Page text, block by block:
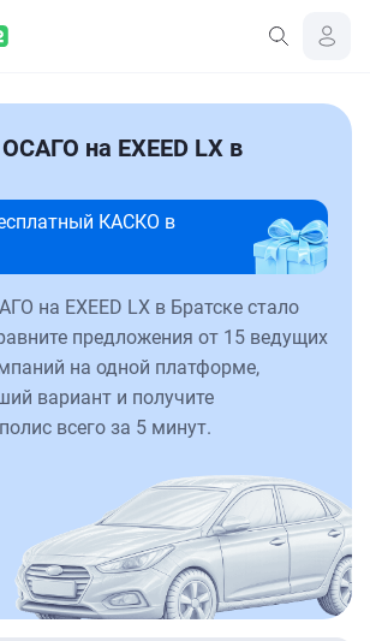
на EXEED LX в
КАСКО в
на EXEED LX в Братске стало
предложения от 15 ведущих
на одной платформе,
вариант и получите
всего за 5 минут.